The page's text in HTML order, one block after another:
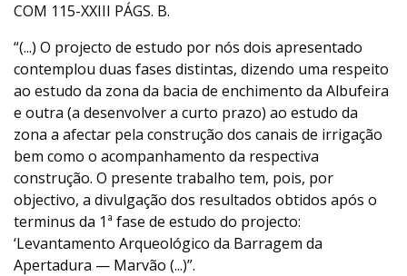
COM 115-XXIII PÁGS. B.
“(...) O projecto de estudo por nós dois apresentado
contemplou duas fases distintas, dizendo uma respeito
ao estudo da zona da bacia de enchimento da Albufeira
e outra (a desenvolver a curto prazo) ao estudo da
zona a afectar pela construção dos canais de irrigação
bem como o acompanhamento da respectiva
construção. O presente trabalho tem, pois, por
objectivo, a divulgação dos resultados obtidos após o
terminus da 1ª fase de estudo do projecto:
‘Levantamento Arqueológico da Barragem da
Apertadura — Marvão (...)”.